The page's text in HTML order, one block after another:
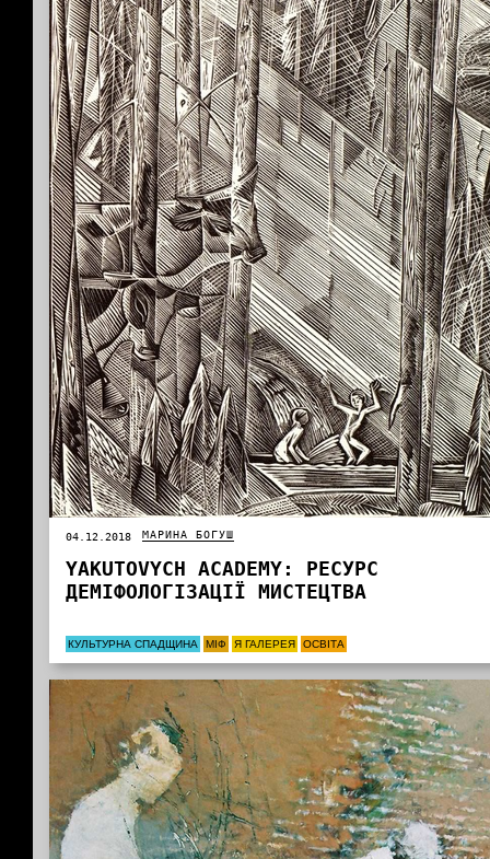
04.12.2018 МАРИНА БОГУШ
YAKUTOVYCH АCADEMY: РЕСУРС
ДЕМІФОЛОГІЗАЦІЇ МИСТЕЦТВА
КУЛЬТУРНА СПАДЩИНА МІФ Я ГАЛЕРЕЯ ОСВІТА